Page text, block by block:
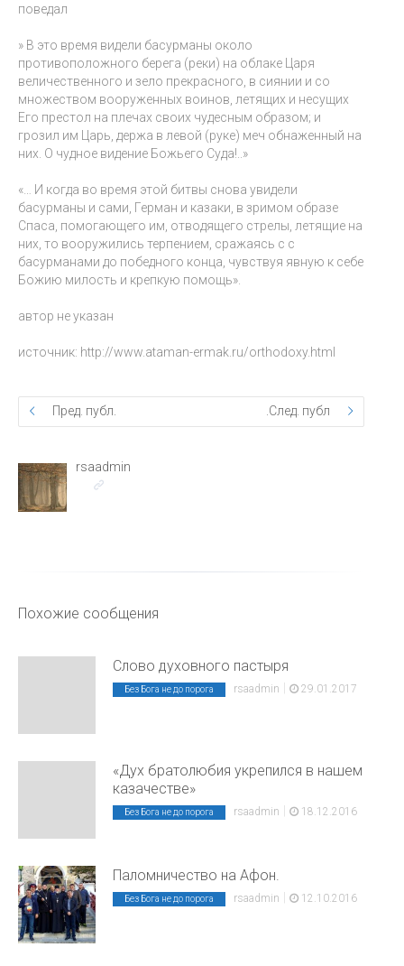
поведал
» В это время видели басурманы около
противоположного берега (реки) на облаке Царя
величественного и зело прекрасного, в сиянии и со
множеством вооруженных воинов, летящих и несущих
Его престол на плечах своих чудесным образом; и
грозил им Царь, держа в левой (руке) меч обнаженный на
них. О чудное видение Божьего Суда!..»
«… И когда во время этой битвы снова увидели
басурманы и сами, Герман и казаки, в зримом образе
Спаса, помогающего им, отводящего стрелы, летящие на
них, то вооружились терпением, сражаясь с с
басурманами до победного конца, чувствуя явную к себе
Божию милость и крепкую помощь».
автор не указан
источник: http://www.ataman-ermak.ru/orthodoxy.html
Пред. публ. След. публ.
rsaadmin
Похожие сообщения
Слово духовного пастыря
Без Бога не до порога rsaadmin | 29.01.2017
«Дух братолюбия укрепился в нашем
казачестве»
Без Бога не до порога rsaadmin | 18.12.2016
Паломничество на Афон.
Без Бога не до порога rsaadmin | 12.10.2016